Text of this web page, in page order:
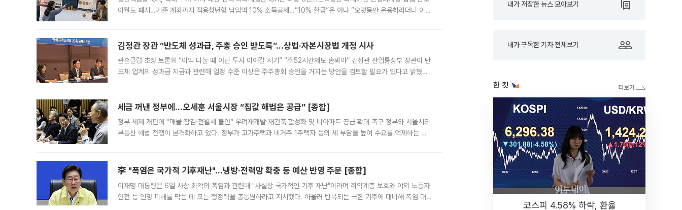
이월도 폐지…기존 계좌까지 적용청년형 납입액 10% 소득공제…“10% 환급”은 아냐 “오랫동안 운용하라더니 이제
김정관 장관 “반도체 성과급, 주총 승인 받도록”…상법·자본시장법 개정 시사
관훈클럽 초청 토론회 “이익 나눌 때 아닌 투자 이어갈 시기” “주52시간제도 손봐야” 김정관 산업통상부 장관이 반
도체 업계의 성과급 지급과 관련해 일정 수준 이상은 주주총회 승인을 거치는 방안을 검토할 필요가 있다고 밝혔다.
세금 꺼낸 정부에…오세훈 서울시장 “집값 해법은 공급” [종합]
정부 세제 개편에 “매물 잠김·전월세 불안” 우려재개발·재건축 활성화 및 비아파트 공급 확대 촉구 정부와 서울시의
부동산 해법 전쟁이 본격화하고 있다. 정부가 고가주택과 비거주 1주택자 등의 세 부담을 높여 수요를 억제하는 카
李 "폭염은 국가적 기후재난"…냉방·전력망 확충 등 예산 반영 주문 [종합]
이재명 대통령은 6일 사상 최악의 폭염과 관련해 "사실상 국가적인 기후 재난"이라며 취약계층 보호와 야외 노동자
안전 등 인명 피해를 막는 데 모든 행정력을 총동원하라고 지시했다. 아울러 반복되는 극한 기후에 대비해 폭염 대응
내가 저장한 뉴스 모아보기
내가 구독한 기자 전체보기
한 컷
코스피 4.58% 하락, 환율